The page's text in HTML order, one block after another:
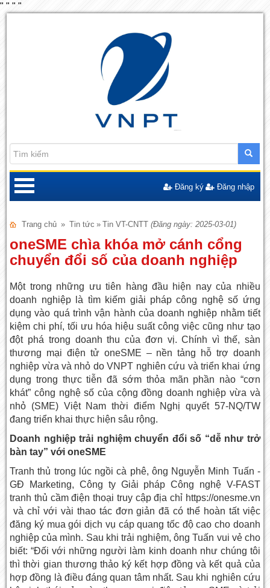
" " " "
Đăng ký Đăng nhập
Trang chủ » Tin tức » Tin VT-CNTT (Đăng ngày: 2025-03-01)
oneSME chìa khóa mở cánh cổng
chuyển đổi số của doanh nghiệp
Một trong những ưu tiên hàng đầu hiện nay của nhiều
doanh nghiệp là tìm kiếm giải pháp công nghệ số ứng
dụng vào quá trình vận hành của doanh nghiệp nhằm tiết
kiệm chi phí, tối ưu hóa hiệu suất công việc cũng như tạo
đột phá trong doanh thu của đơn vị. Chính vì thế, sàn
thương mại điện tử oneSME – nền tảng hỗ trợ doanh
nghiệp vừa và nhỏ do VNPT nghiên cứu và triển khai ứng
dụng trong thực tiễn đã sớm thỏa mãn phần nào “cơn
khát” công nghệ số của cộng đồng doanh nghiệp vừa và
nhỏ (SME) Việt Nam thời điểm Nghị quyết 57-NQ/TW
đang triển khai thực hiện sâu rộng.
Doanh nghiệp trải nghiệm chuyển đổi số “dễ như trở
bàn tay” với oneSME
Tranh thủ trong lúc ngồi cà phê, ông Nguyễn Minh Tuấn -
GĐ Marketing, Công ty Giải pháp Công nghệ V-FAST
tranh thủ cầm điện thoại truy cập địa chỉ https://onesme.vn
và chỉ với vài thao tác đơn giản đã có thể hoàn tất việc
đăng ký mua gói dịch vụ cáp quang tốc độ cao cho doanh
nghiệp của mình. Sau khi trải nghiệm, ông Tuấn vui vẻ cho
biết: “Đối với những người làm kinh doanh như chúng tôi
thì thời gian thương thảo ký kết hợp đồng và kết quả của
hợp đồng là điều đáng quan tâm nhất. Sau khi nghiên cứu